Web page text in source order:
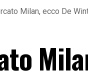
Milan, ecco De